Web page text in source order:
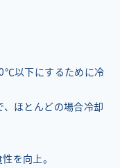
以下にするために冷
ほとんどの場合冷却
を向上。